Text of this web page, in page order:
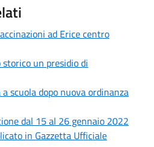
ad Erice centro
un presidio di
scuola dopo nuova ordinanza
dal 15 al 26 gennaio 2022
in Gazzetta Ufficiale